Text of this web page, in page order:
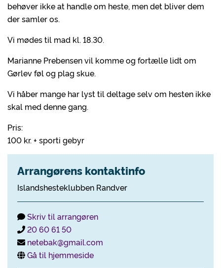
behøver ikke at handle om heste, men det bliver dem
der samler os.
Vi mødes til mad kl. 18.30.
Marianne Prebensen vil komme og fortælle lidt om
Gørlev føl og plag skue.
Vi håber mange har lyst til deltage selv om hesten ikke
skal med denne gang.
Pris:
100 kr. + sporti gebyr
Arrangørens kontaktinfo
Islandshesteklubben Randver
Skriv til arrangøren
20 60 61 50
netebak@gmail.com
Gå til hjemmeside